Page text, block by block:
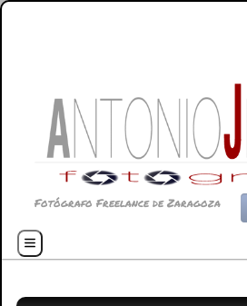
Fotógrafo Freelance de Zaragoza